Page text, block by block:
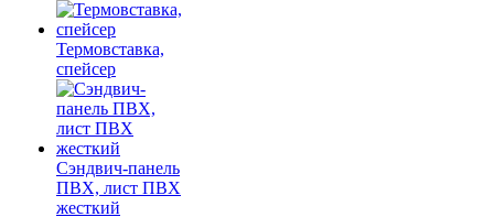
Термовставка,
спейсер
Сэндвич-панель
ПВХ, лист ПВХ
жесткий